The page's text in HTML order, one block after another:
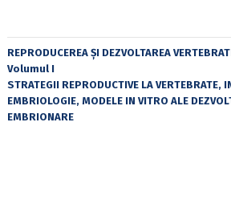
REPRODUCEREA ȘI DEZVOLTAREA
Volumul I
STRATEGII REPRODUCTIVE LA VERTEBRATE,
EMBRIOLOGIE, MODELE IN VITRO ALE
EMBRIONARE